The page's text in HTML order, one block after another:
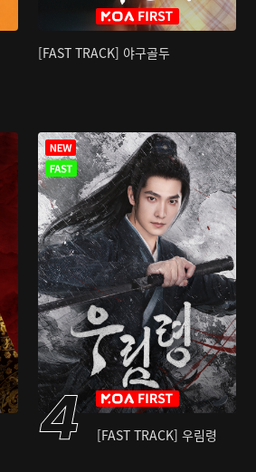
[FAST TRACK] 야구골두
[FAST TRACK] 우림령